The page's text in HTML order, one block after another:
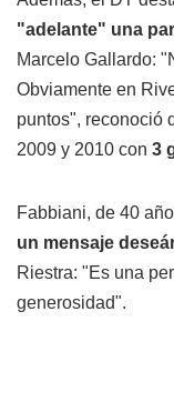
"adelante" una
Marcelo Gallardo:
Obviamente en
puntos", reconoció
2009 y 2010 con 3
Fabbiani, de 40
un mensaje
Riestra: "Es una
generosidad".